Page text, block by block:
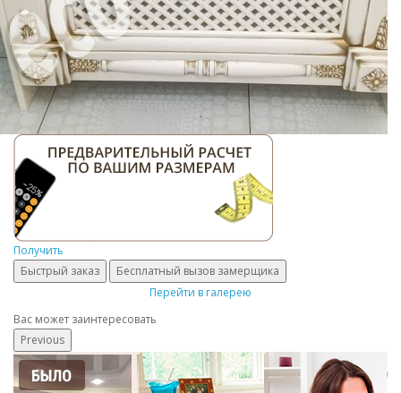
Получить
Быстрый заказ
Бесплатный вызов замерщика
Перейти в галерею
Вас может заинтересовать
Previous